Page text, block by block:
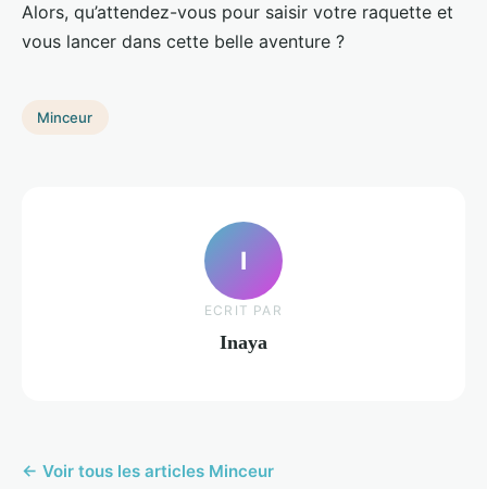
Alors, qu’attendez-vous pour saisir votre raquette et
vous lancer dans cette belle aventure ?
Minceur
I
ECRIT PAR
Inaya
← Voir tous les articles Minceur